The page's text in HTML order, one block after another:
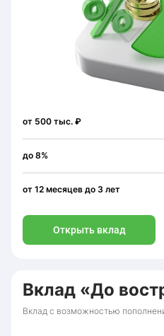
от 500 тыс. ₽
до 8%
от 12 месяцев до 3 лет
Открыть вклад
Вклад «До
Вклад с возможностью